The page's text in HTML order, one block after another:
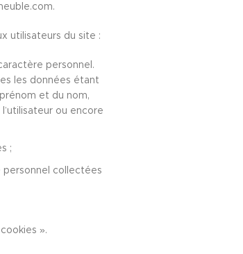
utilisateurs du site :
personnel.
les données étant
et du nom,
l’utilisateur ou encore
;
collectées
».